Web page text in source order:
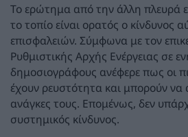
Το ερώτημα από την άλλη πλευρά
το τοπίο είναι ορατός ο κίνδυνος
επισφαλειών. Σύμφωνα με τον
Ρυθμιστικής Αρχής Ενέργειας σε
δημοσιογράφους ανέφερε πως οι
έχουν ρευστότητα και μπορούν να
ανάγκες τους. Επομένως, δεν
συστημικός κίνδυνος.